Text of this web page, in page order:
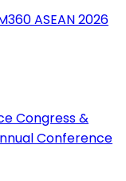
ASEAN 2026
Congress &
Conference